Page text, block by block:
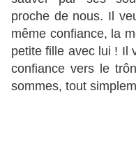
proche de nous. Il
même confiance, la
petite fille avec lui ! Il
confiance vers le
sommes, tout